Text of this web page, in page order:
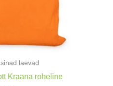
laevad
Kraana roheline